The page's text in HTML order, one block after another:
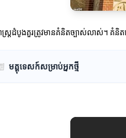
ត្រដំបូងគួរត្រូវមានគំនិតច្បាស់លាស់។ គំនិត
មគ្គុទេសក៍សម្រាប់អ្នកថ្មី